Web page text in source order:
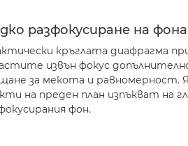
разфокусиране на фона
кръглата диафрагма
извън фокус
за мекота и равномерност.
на преден план изпъкват на
фон.